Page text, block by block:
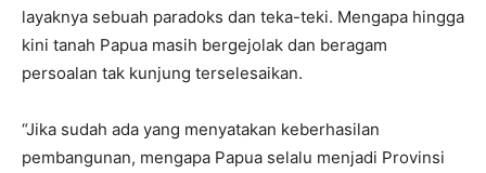
layaknya sebuah paradoks dan teka-teki. Mengapa hingga
kini tanah Papua masih bergejolak dan beragam
persoalan tak kunjung terselesaikan.
“Jika sudah ada yang menyatakan keberhasilan
pembangunan, mengapa Papua selalu menjadi Provinsi